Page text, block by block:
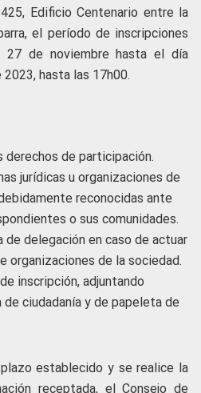
Edificio Centenario entre la
el período de inscripciones
27 de noviembre hasta el día
hasta las 17h00.
derechos de participación.
jurídicas u organizaciones de
reconocidas ante
o sus comunidades.
de delegación en caso de actuar
organizaciones de la sociedad.
inscripción, adjuntando
ciudadanía y de papeleta de
establecido y se realice la
receptada, el Consejo de